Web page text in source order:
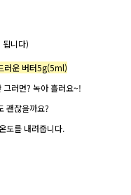
됩니다)
러운 버터5g(5ml)
러면? 녹아 흘러요~!
괜찮을까요?
도를 내려줍니다.